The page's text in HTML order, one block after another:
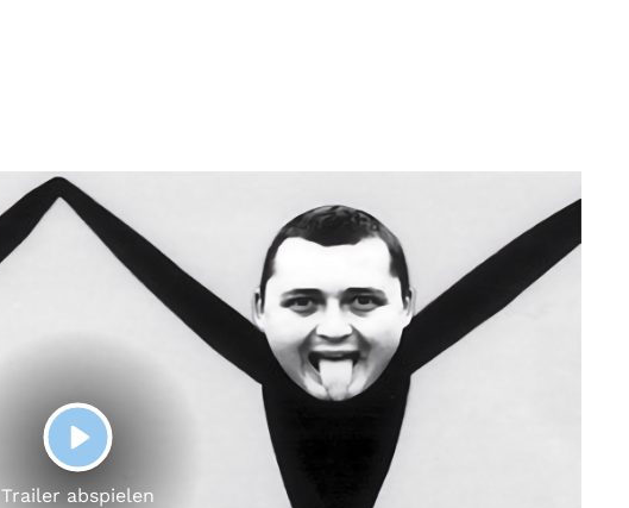
PLAY
Trailer abspielen